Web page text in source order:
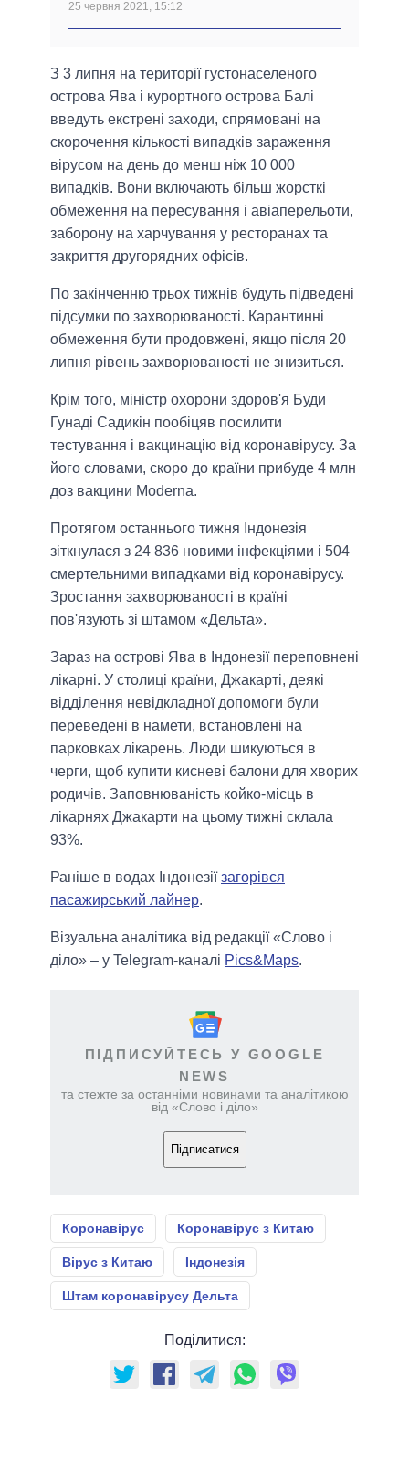
25 червня 2021, 15:12
З 3 липня на території густонаселеного
острова Ява і курортного острова Балі
введуть екстрені заходи, спрямовані на
скорочення кількості випадків зараження
вірусом на день до менш ніж 10 000
випадків. Вони включають більш жорсткі
обмеження на пересування і авіаперельоти,
заборону на харчування у ресторанах та
закриття другорядних офісів.
По закінченню трьох тижнів будуть підведені
підсумки по захворюваності. Карантинні
обмеження бути продовжені, якщо після 20
липня рівень захворюваності не знизиться.
Крім того, міністр охорони здоров'я Буди
Гунаді Садикін пообіцяв посилити
тестування і вакцинацію від коронавірусу. За
його словами, скоро до країни прибуде 4 млн
доз вакцини Moderna.
Протягом останнього тижня Індонезія
зіткнулася з 24 836 новими інфекціями і 504
смертельними випадками від коронавірусу.
Зростання захворюваності в країні
пов'язують зі штамом «Дельта».
Зараз на острові Ява в Індонезії переповнені
лікарні. У столиці країни, Джакарті, деякі
відділення невідкладної допомоги були
переведені в намети, встановлені на
парковках лікарень. Люди шикуються в
черги, щоб купити кисневі балони для хворих
родичів. Заповнюваність койко-місць в
лікарнях Джакарти на цьому тижні склала
93%.
Раніше в водах Індонезіїзагорівся
пасажирський лайнер.
Візуальна аналітика від редакції «Слово і
діло» – у Telegram-каналі Pics&Maps.
ПІДПИСУЙТЕСЬ У GOOGLE
NEWS
та стежте за останніми новинами та аналітикою
від «Слово і діло»
Підписатися
Коронавірус Коронавірус з Китаю
Вірус з Китаю Індонезія
Штам коронавірусу Дельта
Поділитися: